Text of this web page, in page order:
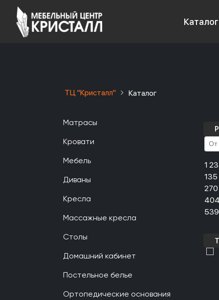
Каталог
ТЦ "Кристалл" Каталог
Матрасы
Кровати
Мебель
Диваны
Кресла
Массажные кресла
Столы
Домашний кабинет
Постельное белье
Ортопедические основания
1
270